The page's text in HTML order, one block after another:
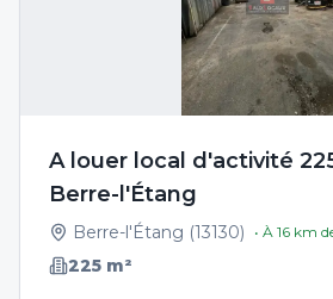
A louer local d'activité
Berre-l'Étang
Berre-l'Étang (13130) • À 16 km
225 m²